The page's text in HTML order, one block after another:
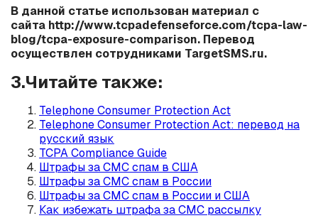
В данной статье использован материал с
сайта http://www.tcpadefenseforce.com/tcpa-law-
blog/tcpa-exposure-comparison. Перевод
осуществлен сотрудниками TargetSMS.ru.
3.Читайте также:
Telephone Consumer Protection Act
Telephone Consumer Protection Act: перевод на
русский язык
TCPA Compliance Guide
Штрафы за СМС спам в США
Штрафы за СМС спам в России
Штрафы за СМС спам в России и США
Как избежать штрафа за СМС рассылку